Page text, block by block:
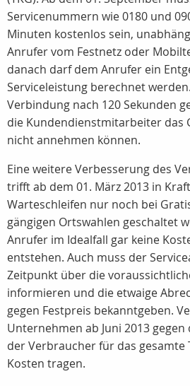
Servicenummern wie 0180 und
Minuten kostenlos sein,
Anrufer vom Festnetz oder
danach darf dem Anrufer ein
Serviceleistung berechnet
Verbindung nach 120 Sekunden
die Kundendienstmitarbeiter das
nicht annehmen können.
Eine weitere Verbesserung des
trifft ab dem 01. März 2013 in
Warteschleifen nur noch bei
gängigen Ortswahlen geschaltet
Anrufer im Idealfall gar keine
entstehen. Auch muss der
Zeitpunkt über die
informieren und die etwaige
gegen Festpreis bekanntgeben.
Unternehmen ab Juni 2013 gegen
der Verbraucher für das gesamte
Kosten tragen.